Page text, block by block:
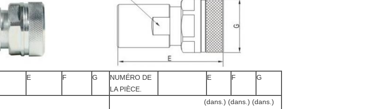
E F G
NUMÉRO DE
LA PIÈCE.
E F G
(dans.) (dans.) (dans.)